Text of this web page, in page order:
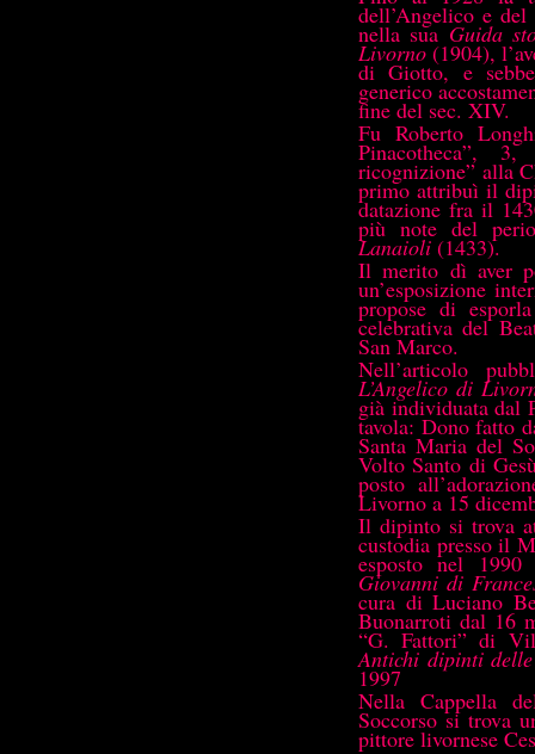
dell’Angelico e
nella sua Guida
Livorno(1904),
di Giotto, e
generico
fine del sec. XIV.
Fu Roberto
Pinacotheca”,
ricognizione” alla
primo attribuì il
datazione fra il
più note del
Lanaioli (1433).
Il merito dì aver
un’esposizione
propose di
celebrativa del
San Marco.
Nell’articolo
L’Angelico di
già individuata dal
tavola: Dono fatto
Santa Maria del
Volto Santo di
posto
Livorno a 15
Il dipinto si trova
custodia presso il
esposto nel
Giovanni di
cura di Luciano
Buonarroti dal 16
“G. Fattori” di
Antichi dipinti
1997
Nella Cappella
Soccorso si trova
pittore livornese